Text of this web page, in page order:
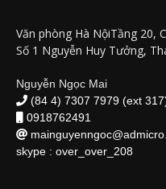
Văn phòng Hà NộiTầng 20,
Số 1 Nguyễn Huy Tưởng,
Nguyễn Ngọc Mai
(84 4) 7307 7979 (ext
0918762491
skype : over_over_208